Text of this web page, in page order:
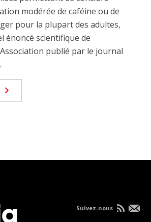
modérée de caféine ou de
pour la plupart des adultes,
énoncé scientifique de
publié par le journal
Suivez-nous